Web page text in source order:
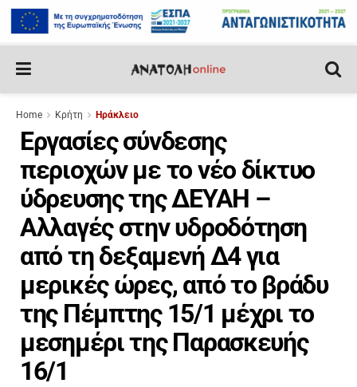
Home Κρήτη Ηράκλειο
Εργασίες σύνδεσης
περιοχών με το νέο δίκτυο
ύδρευσης της ΔΕΥΑΗ –
Αλλαγές στην υδροδότηση
από τη δεξαμενή Δ4 για
μερικές ώρες, από το βράδυ
της Πέμπτης 15/1 μέχρι το
μεσημέρι της Παρασκευής
16/1